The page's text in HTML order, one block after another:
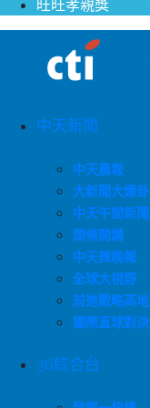
旺旺孝親獎
中天新聞
中天晨報
大新聞大爆卦
中天午間新聞
頭條開講
中天辣晚報
全球大視野
前進戰略高地
國際直球對決
36綜合台